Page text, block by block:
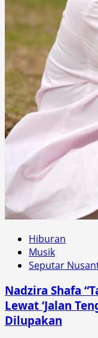
Hiburan
Musik
Seputar
Nadzira Shafa
Lewat ‘Jalan
Dilupakan